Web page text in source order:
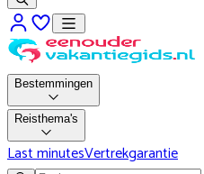
Bestemmingen
Reisthema's
Last minutesVertrekgarantie